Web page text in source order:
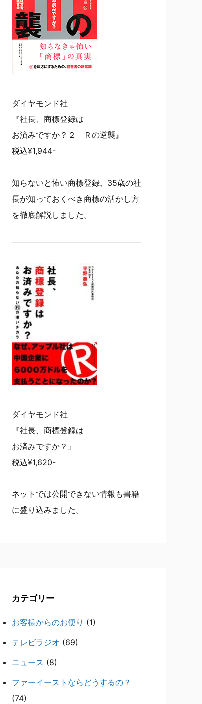
ダイヤモンド社
『社長、商標登録は
お済みですか？２ Ｒの逆襲』
税込¥1,944-
知らないと怖い商標登録。35歳の社
長が知っておくべき商標の活かし方
を徹底解説しました。
ダイヤモンド社
『社長、商標登録は
お済みですか？』
税込¥1,620-
ネットでは公開できない情報も書籍
に盛り込みました。
カテゴリー
お客様からのお便り (1)
テレビラジオ (69)
ニュース (8)
ファーイーストならどうするの？
(74)